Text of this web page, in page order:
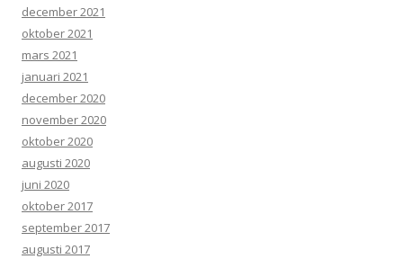
december 2021
oktober 2021
mars 2021
januari 2021
december 2020
november 2020
oktober 2020
augusti 2020
juni 2020
oktober 2017
september 2017
augusti 2017